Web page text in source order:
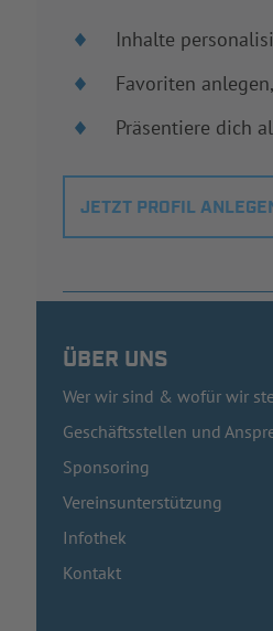
Inhalte
Favoriten
Präsentiere dich
JETZT PROFIL
ÜBER UNS
Wer wir sind & wofür wir
Geschäftsstellen und
Sponsoring
Vereinsunterstützung
Infothek
Kontakt